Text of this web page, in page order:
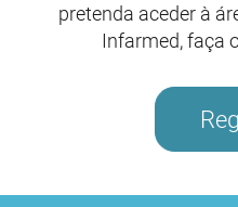
pretenda aceder à
Infarmed, faça